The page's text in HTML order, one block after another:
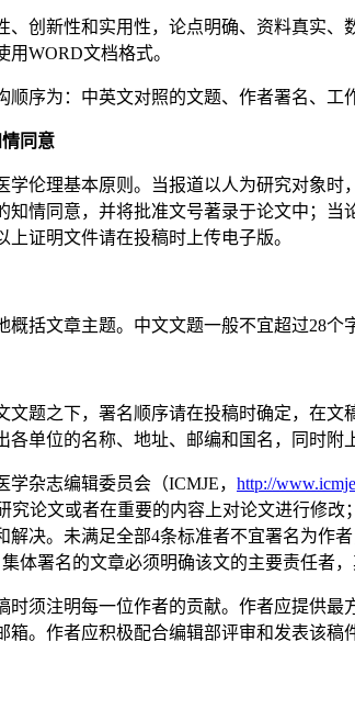
、创新性和实用性，论点明确、资料真实
WORD文档格式。
顺序为：中英文对照的文题、作者署名、工
同意
学伦理基本原则。当报道以人为研究对象
知情同意，并将批准文号著录于论文中；
上证明文件请在投稿时上传电子版。
概括文章主题。中文文题一般不宜超过28
文题之下，署名顺序请在投稿时确定，在
各单位的名称、地址、邮编和国名，同时附
学杂志编辑委员会（ICMJE， http://
究论文或者在重要的内容上对论文进行修
解决。未满足全部4条标准者不宜署名为作
体署名的文章必须明确该文的主要责任者
时须注明每一位作者的贡献。作者应提供
箱。作者应积极配合编辑部评审和发表该稿